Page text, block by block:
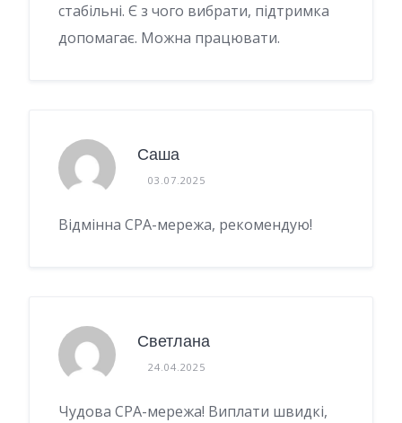
стабільні. Є з чого вибрати, підтримка
допомагає. Можна працювати.
Саша
03.07.2025
Відмінна CPA-мережа, рекомендую!
Светлана
24.04.2025
Чудова CPA-мережа! Виплати швидкі,